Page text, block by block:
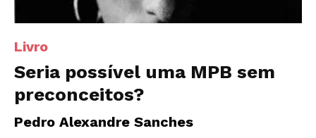
Livro
Seria possível uma MPB sem
preconceitos?
Pedro Alexandre Sanches